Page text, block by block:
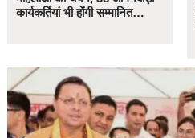
कार्यकर्तियां भी होंगी सम्मानित…